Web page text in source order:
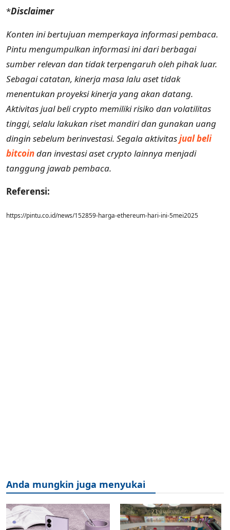
*Disclaimer
Konten ini bertujuan memperkaya informasi pembaca.
Pintu mengumpulkan informasi ini dari berbagai
sumber relevan dan tidak terpengaruh oleh pihak luar.
Sebagai catatan, kinerja masa lalu aset tidak
menentukan proyeksi kinerja yang akan datang.
Aktivitas jual beli crypto memiliki risiko dan volatilitas
tinggi, selalu lakukan riset mandiri dan gunakan uang
dingin sebelum berinvestasi. Segala aktivitasjual beli
bitcoindan investasi aset crypto lainnya menjadi
tanggung jawab pembaca.
Referensi:
https://pintu.co.id/news/152859-harga-ethereum-hari-ini-5mei2025
Anda mungkin juga menyukai